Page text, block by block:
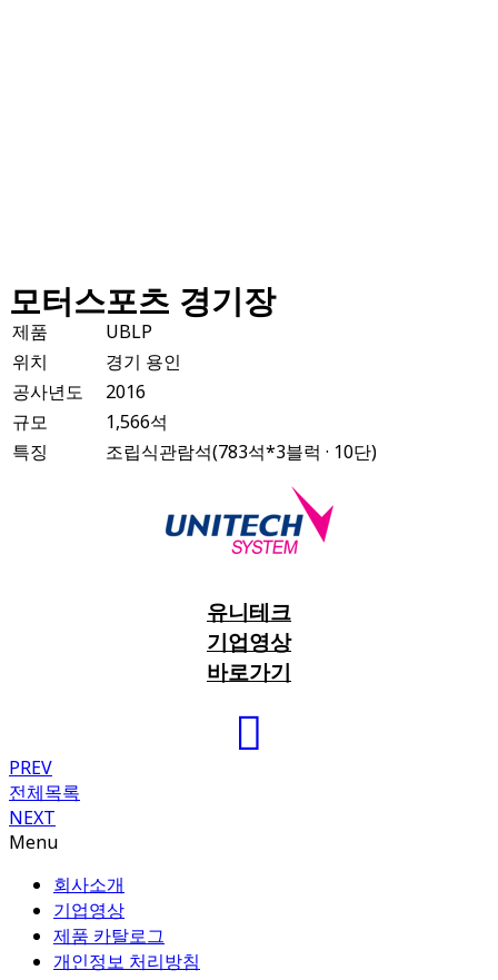
모터스포츠 경기장
제품
UBLP
위치
경기 용인
공사년도
2016
규모
1,566석
특징
조립식관람석(783석*3블럭 · 10단)
유니테크
기업영상
바로가기
PREV
전체목록
NEXT
Menu
회사소개
기업영상
제품 카탈로그
개인정보 처리방침